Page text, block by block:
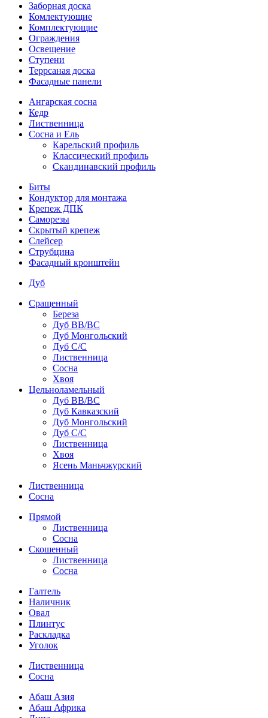
Заборная доска
Комлектующие
Комплектующие
Ограждения
Освещение
Ступени
Террсаная доска
Фасадные панели
Ангарская сосна
Кедр
Лиственница
Сосна и Ель
Карельский профиль
Классический профиль
Скандинавский профиль
Биты
Кондуктор для монтажа
Крепеж ДПК
Саморезы
Скрытый крепеж
Слейсер
Струбцина
Фасадный кронштейн
Дуб
Сращенный
Береза
Дуб ВВ/ВС
Дуб Монгольский
Дуб С/С
Лиственница
Сосна
Хвоя
Цельноламельный
Дуб ВВ/ВС
Дуб Кавказский
Дуб Монгольский
Дуб С/С
Лиственница
Хвоя
Ясень Маньчжурский
Лиственница
Сосна
Прямой
Лиственница
Сосна
Скошенный
Лиственница
Сосна
Галтель
Наличник
Овал
Плинтус
Раскладка
Уголок
Лиственница
Сосна
Абаш Азия
Абаш Африка